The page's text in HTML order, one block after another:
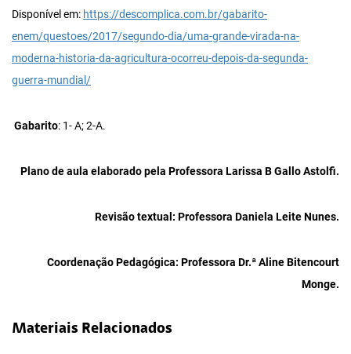
Disponível em: https://descomplica.com.br/gabarito-
enem/questoes/2017/segundo-dia/uma-grande-virada-na-
moderna-historia-da-agricultura-ocorreu-depois-da-segunda-
guerra-mundial/
Gabarito: 1- A; 2-A.
Plano de aula elaborado pela Professora Larissa B Gallo Astolfi.
Revisão textual: Professora Daniela Leite Nunes.
Coordenação Pedagógica: Professora Dr.ª Aline Bitencourt
Monge.
Materiais Relacionados